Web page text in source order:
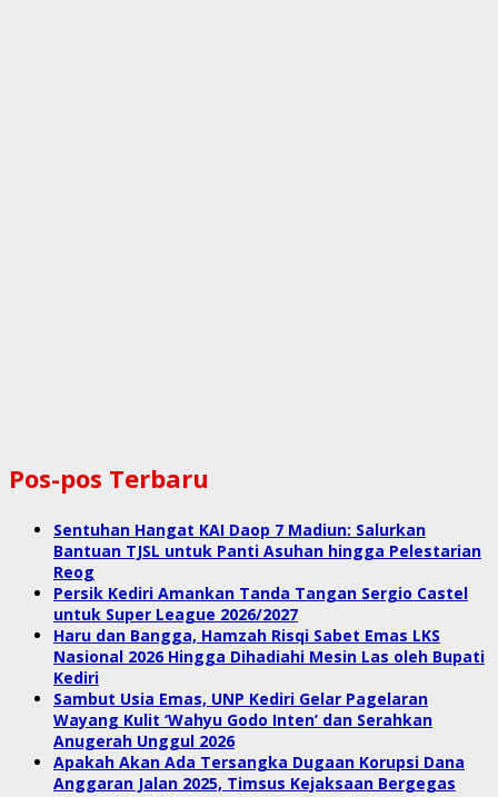
Pos-pos Terbaru
Sentuhan Hangat KAI Daop 7 Madiun: Salurkan
Bantuan TJSL untuk Panti Asuhan hingga Pelestarian
Reog
Persik Kediri Amankan Tanda Tangan Sergio Castel
untuk Super League 2026/2027
Haru dan Bangga, Hamzah Risqi Sabet Emas LKS
Nasional 2026 Hingga Dihadiahi Mesin Las oleh Bupati
Kediri
Sambut Usia Emas, UNP Kediri Gelar Pagelaran
Wayang Kulit ‘Wahyu Godo Inten’ dan Serahkan
Anugerah Unggul 2026
Apakah Akan Ada Tersangka Dugaan Korupsi Dana
Anggaran Jalan 2025, Timsus Kejaksaan Bergegas